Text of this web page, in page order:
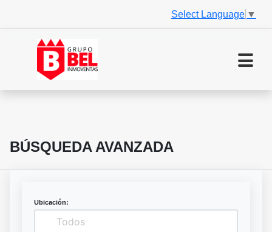
Select Language ▼
BÚSQUEDA AVANZADA
Ubicación: